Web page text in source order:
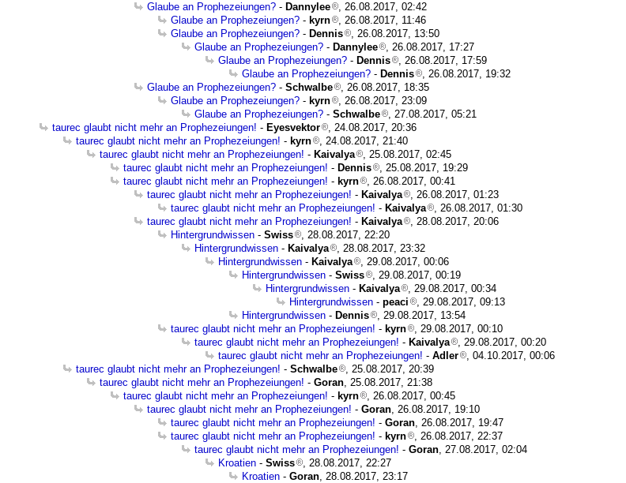
Glaube an Prophezeiungen? - Dannylee
, 26.08.2017, 02:42
Glaube an Prophezeiungen? - kyrn
, 26.08.2017, 11:46
Glaube an Prophezeiungen? - Dennis
, 26.08.2017, 13:50
Glaube an Prophezeiungen? - Dannylee
, 26.08.2017, 17:27
Glaube an Prophezeiungen? - Dennis
, 26.08.2017, 17:59
Glaube an Prophezeiungen? - Dennis
, 26.08.2017, 19:32
Glaube an Prophezeiungen? - Schwalbe
, 26.08.2017, 18:35
Glaube an Prophezeiungen? - kyrn
, 26.08.2017, 23:09
Glaube an Prophezeiungen? - Schwalbe
, 27.08.2017, 05:21
taurec glaubt nicht mehr an Prophezeiungen! - Eyesvektor
, 24.08.2017, 20:36
taurec glaubt nicht mehr an Prophezeiungen! - kyrn
, 24.08.2017, 21:40
taurec glaubt nicht mehr an Prophezeiungen! - Kaivalya
, 25.08.2017, 02:45
taurec glaubt nicht mehr an Prophezeiungen! - Dennis
, 25.08.2017, 19:29
taurec glaubt nicht mehr an Prophezeiungen! - kyrn
, 26.08.2017, 00:41
taurec glaubt nicht mehr an Prophezeiungen! - Kaivalya
, 26.08.2017, 01:23
taurec glaubt nicht mehr an Prophezeiungen! - Kaivalya
, 26.08.2017, 01:30
taurec glaubt nicht mehr an Prophezeiungen! - Kaivalya
, 28.08.2017, 20:06
Hintergrundwissen - Swiss
, 28.08.2017, 22:20
Hintergrundwissen - Kaivalya
, 28.08.2017, 23:32
Hintergrundwissen - Kaivalya
, 29.08.2017, 00:06
Hintergrundwissen - Swiss
, 29.08.2017, 00:19
Hintergrundwissen - Kaivalya
, 29.08.2017, 00:34
Hintergrundwissen - peaci
, 29.08.2017, 09:13
Hintergrundwissen - Dennis
, 29.08.2017, 13:54
taurec glaubt nicht mehr an Prophezeiungen! - kyrn
, 29.08.2017, 00:10
taurec glaubt nicht mehr an Prophezeiungen! - Kaivalya
, 29.08.2017, 00:20
taurec glaubt nicht mehr an Prophezeiungen! - Adler
, 04.10.2017, 00:06
taurec glaubt nicht mehr an Prophezeiungen! - Schwalbe
, 25.08.2017, 20:39
taurec glaubt nicht mehr an Prophezeiungen! - Goran, 25.08.2017, 21:38
taurec glaubt nicht mehr an Prophezeiungen! - kyrn
, 26.08.2017, 00:45
taurec glaubt nicht mehr an Prophezeiungen! - Goran, 26.08.2017, 19:10
taurec glaubt nicht mehr an Prophezeiungen! - Goran, 26.08.2017, 19:47
taurec glaubt nicht mehr an Prophezeiungen! - kyrn
, 26.08.2017, 22:37
taurec glaubt nicht mehr an Prophezeiungen! - Goran, 27.08.2017, 02:04
Kroatien - Swiss
, 28.08.2017, 22:27
Kroatien - Goran, 28.08.2017, 23:17